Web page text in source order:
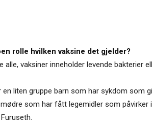
rolle hvilken vaksine det gjelder?
alle, vaksiner inneholder levende bakterier
en liten gruppe barn som har sykdom
som har fått legemidler som